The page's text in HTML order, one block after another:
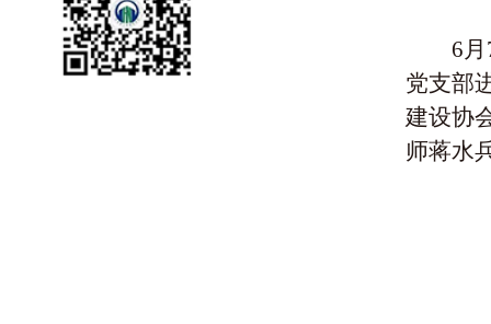
6
党支部
建设协
师蒋水